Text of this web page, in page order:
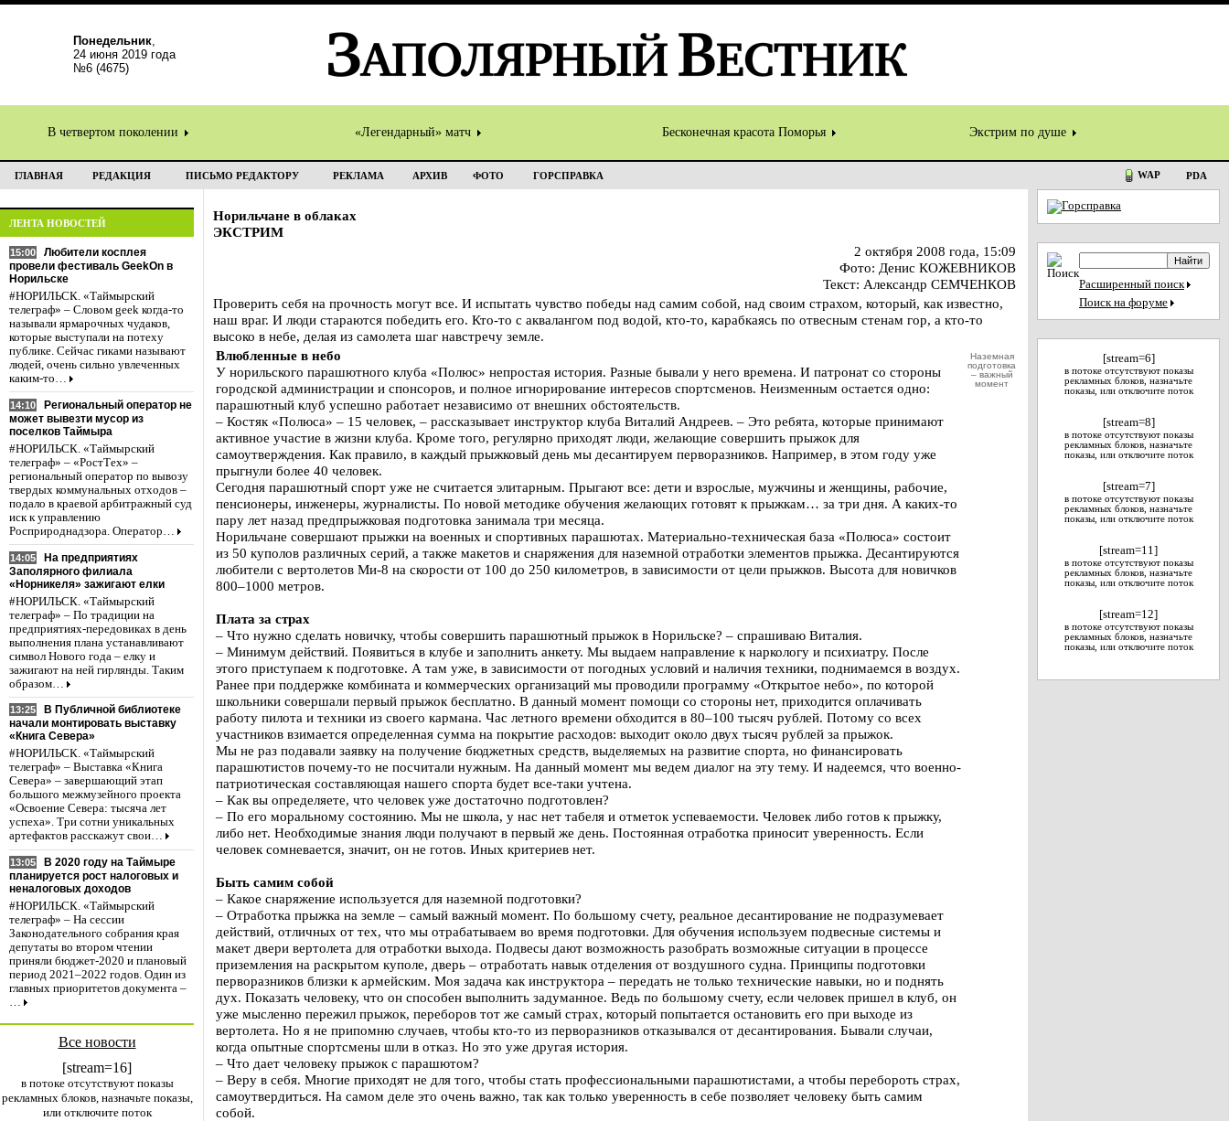
Понедельник,
24 июня 2019 года
№6 (4675)
В четвертом поколении «Легендарный» матч Бесконечная красота Поморья Экстрим по душе
ГЛАВНАЯ РЕДАКЦИЯ ПИСЬМО РЕДАКТОРУ РЕКЛАМА АРХИВ ФОТО ГОРСПРАВКА WAP PDA
ЛЕНТА НОВОСТЕЙ
15:00
Любители косплея
провели фестиваль GeekOn в
Норильске
#НОРИЛЬСК. «Таймырский
телеграф» – Словом geek когда-то
называли ярмарочных чудаков,
которые выступали на потеху
публике. Сейчас гиками называют
людей, очень сильно увлеченных
каким-то…
14:10
Региональный оператор не
может вывезти мусор из
поселков Таймыра
#НОРИЛЬСК. «Таймырский
телеграф» – «РостТех» –
региональный оператор по вывозу
твердых коммунальных отходов –
подало в краевой арбитражный суд
иск к управлению
Росприроднадзора. Оператор…
14:05
На предприятиях
Заполярного филиала
«Норникеля» зажигают елки
#НОРИЛЬСК. «Таймырский
телеграф» – По традиции на
предприятиях-передовиках в день
выполнения плана устанавливают
символ Нового года – елку и
зажигают на ней гирлянды. Таким
образом…
13:25
В Публичной библиотеке
начали монтировать выставку
«Книга Севера»
#НОРИЛЬСК. «Таймырский
телеграф» – Выставка «Книга
Севера» – завершающий этап
большого межмузейного проекта
«Освоение Севера: тысяча лет
успеха». Три сотни уникальных
артефактов расскажут свои…
13:05
В 2020 году на Таймыре
планируется рост налоговых и
неналоговых доходов
#НОРИЛЬСК. «Таймырский
телеграф» – На сессии
Законодательного собрания края
депутаты во втором чтении
приняли бюджет-2020 и плановый
период 2021–2022 годов. Один из
главных приоритетов документа –
…
Все новости
[stream=16]
в потоке отсутствуют показы
рекламных блоков, назначьте показы,
или отключите поток
Норильчане в облаках
ЭКСТРИМ
2 октября 2008 года, 15:09
Фото: Денис КОЖЕВНИКОВ
Текст: Александр СЕМЧЕНКОВ
Проверить себя на прочность могут все. И испытать чувство победы над самим собой, над своим страхом, который, как известно,
наш враг. И люди стараются победить его. Кто-то с аквалангом под водой, кто-то, карабкаясь по отвесным стенам гор, а кто-то
высоко в небе, делая из самолета шаг навстречу земле.
Влюбленные в небо
У норильского парашютного клуба «Полюс» непростая история. Разные бывали у него времена. И патронат со стороны
городской администрации и спонсоров, и полное игнорирование интересов спортсменов. Неизменным остается одно:
парашютный клуб успешно работает независимо от внешних обстоятельств.
– Костяк «Полюса» – 15 человек, – рассказывает инструктор клуба Виталий Андреев. – Это ребята, которые принимают
активное участие в жизни клуба. Кроме того, регулярно приходят люди, желающие совершить прыжок для
самоутверждения. Как правило, в каждый прыжковый день мы десантируем перворазников. Например, в этом году уже
прыгнули более 40 человек.
Сегодня парашютный спорт уже не считается элитарным. Прыгают все: дети и взрослые, мужчины и женщины, рабочие,
пенсионеры, инженеры, журналисты. По новой методике обучения желающих готовят к прыжкам… за три дня. А каких-то
пару лет назад предпрыжковая подготовка занимала три месяца.
Норильчане совершают прыжки на военных и спортивных парашютах. Материально-техническая база «Полюса» состоит
из 50 куполов различных серий, а также макетов и снаряжения для наземной отработки элементов прыжка. Десантируются
любители с вертолетов Ми-8 на скорости от 100 до 250 километров, в зависимости от цели прыжков. Высота для новичков
800–1000 метров.
Плата за страх
– Что нужно сделать новичку, чтобы совершить парашютный прыжок в Норильске? – спрашиваю Виталия.
– Минимум действий. Появиться в клубе и заполнить анкету. Мы выдаем направление к наркологу и психиатру. После
этого приступаем к подготовке. А там уже, в зависимости от погодных условий и наличия техники, поднимаемся в воздух.
Ранее при поддержке комбината и коммерческих организаций мы проводили программу «Открытое небо», по которой
школьники совершали первый прыжок бесплатно. В данный момент помощи со стороны нет, приходится оплачивать
работу пилота и техники из своего кармана. Час летного времени обходится в 80–100 тысяч рублей. Потому со всех
участников взимается определенная сумма на покрытие расходов: выходит около двух тысяч рублей за прыжок.
Мы не раз подавали заявку на получение бюджетных средств, выделяемых на развитие спорта, но финансировать
парашютистов почему-то не посчитали нужным. На данный момент мы ведем диалог на эту тему. И надеемся, что военно-
патриотическая составляющая нашего спорта будет все-таки учтена.
– Как вы определяете, что человек уже достаточно подготовлен?
– По его моральному состоянию. Мы не школа, у нас нет табеля и отметок успеваемости. Человек либо готов к прыжку,
либо нет. Необходимые знания люди получают в первый же день. Постоянная отработка приносит уверенность. Если
человек сомневается, значит, он не готов. Иных критериев нет.
Быть самим собой
– Какое снаряжение используется для наземной подготовки?
– Отработка прыжка на земле – самый важный момент. По большому счету, реальное десантирование не подразумевает
действий, отличных от тех, что мы отрабатываем во время подготовки. Для обучения используем подвесные системы и
макет двери вертолета для отработки выхода. Подвесы дают возможность разобрать возможные ситуации в процессе
приземления на раскрытом куполе, дверь – отработать навык отделения от воздушного судна. Принципы подготовки
перворазников близки к армейским. Моя задача как инструктора – передать не только технические навыки, но и поднять
дух. Показать человеку, что он способен выполнить задуманное. Ведь по большому счету, если человек пришел в клуб, он
уже мысленно пережил прыжок, переборов тот же самый страх, который попытается остановить его при выходе из
вертолета. Но я не припомню случаев, чтобы кто-то из перворазников отказывался от десантирования. Бывали случаи,
когда опытные спортсмены шли в отказ. Но это уже другая история.
– Что дает человеку прыжок с парашютом?
– Веру в себя. Многие приходят не для того, чтобы стать профессиональными парашютистами, а чтобы перебороть страх,
самоутвердиться. На самом деле это очень важно, так как только уверенность в себе позволяет человеку быть самим
собой.
Наземная
подготовка
– важный
момент
Расширенный поиск
Поиск на форуме
[stream=6]
в потоке отсутствуют показы
рекламных блоков, назначьте
показы, или отключите поток
[stream=8]
в потоке отсутствуют показы
рекламных блоков, назначьте
показы, или отключите поток
[stream=7]
в потоке отсутствуют показы
рекламных блоков, назначьте
показы, или отключите поток
[stream=11]
в потоке отсутствуют показы
рекламных блоков, назначьте
показы, или отключите поток
[stream=12]
в потоке отсутствуют показы
рекламных блоков, назначьте
показы, или отключите поток